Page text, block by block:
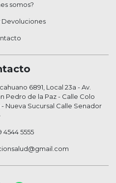
somos?
Devoluciones
6891, Local 23a - Av.
Pedro de la Paz - Calle Colo
Nueva Sucursal Calle Senador
4544 5555